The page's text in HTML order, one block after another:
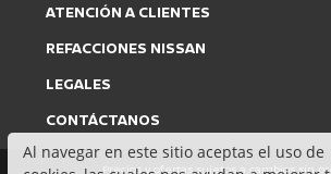
Al navegar en este sitio aceptas el uso de
ATENCIÓN A CLIENTES
REFACCIONES NISSAN
LEGALES
CONTÁCTANOS
Precios y ofertas sujetos a cambios sin